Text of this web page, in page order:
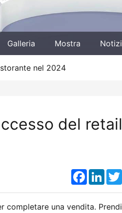
Galleria Mostra
nel 2024
del
completare una vendita.